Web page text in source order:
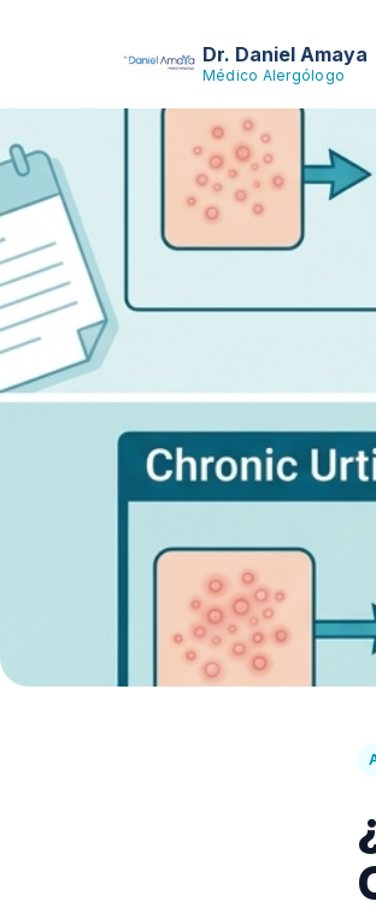
Dr. Daniel Amaya
Médico Alergólogo